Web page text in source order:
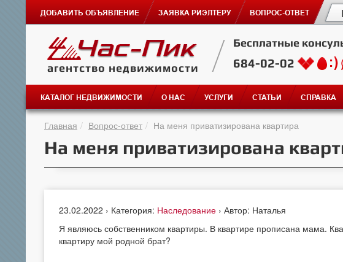
ДОБАВИТЬ ОБЪЯВЛЕНИЕ ЗАЯВКА РИЭЛТЕРУ ВОПРОС-ОТВЕТ
агентство недвижимости
Бесплатные
684-02-02
КАТАЛОГ НЕДВИЖИМОСТИ О НАС УСЛУГИ СТАТЬИ СПРАВКА
Главная Вопрос-ответ На меня приватизирована квартира
На меня приватизирована
23.02.2022 › Категория: Наследование › Автор: Наталья
Я являюсь собственником квартиры. В квартире прописана мама.
квартиру мой родной брат?